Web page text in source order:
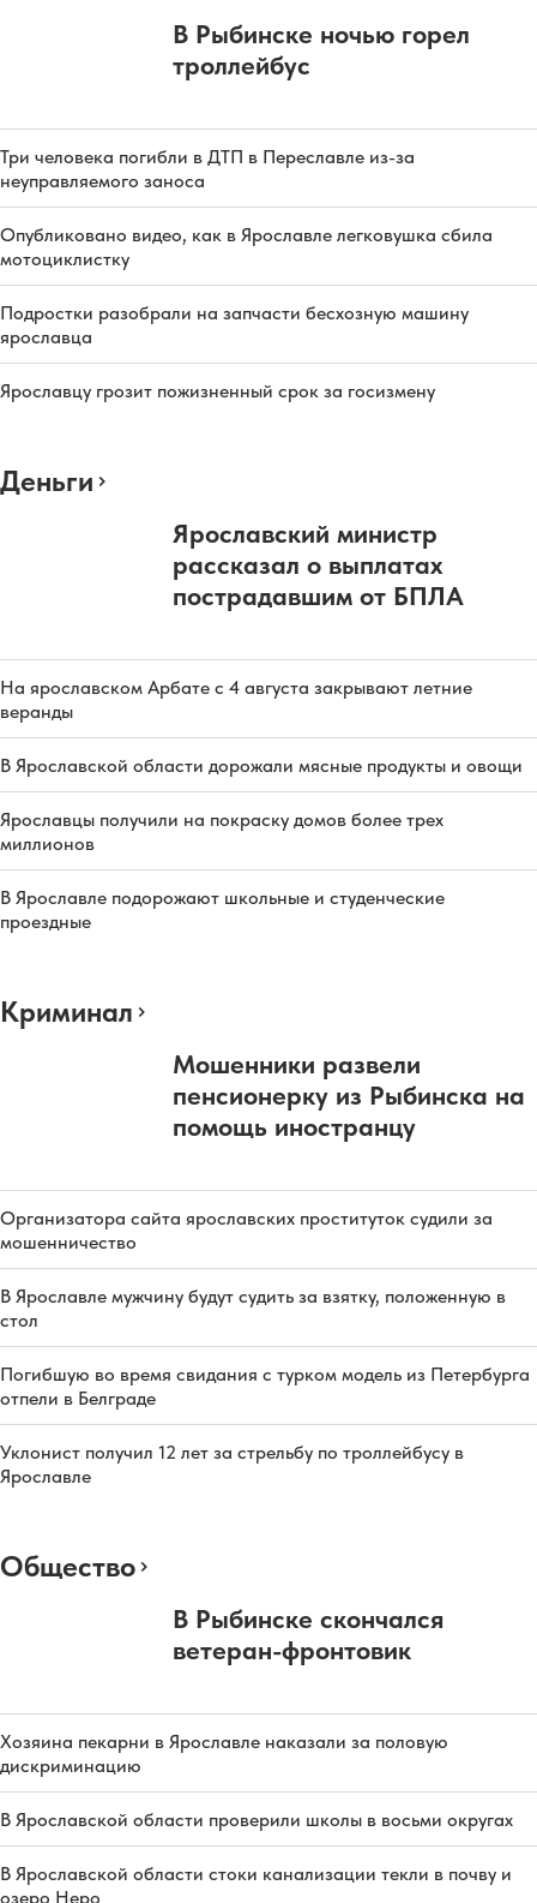
В Рыбинске ночью горел
троллейбус
Три человека погибли в ДТП в Переславле из-за
неуправляемого заноса
Опубликовано видео, как в Ярославле легковушка сбила
мотоциклистку
Подростки разобрали на запчасти бесхозную машину
ярославца
Ярославцу грозит пожизненный срок за госизмену
Деньги
Ярославский министр
рассказал о выплатах
пострадавшим от БПЛА
На ярославском Арбате с 4 августа закрывают летние
веранды
В Ярославской области дорожали мясные продукты и овощи
Ярославцы получили на покраску домов более трех
миллионов
В Ярославле подорожают школьные и студенческие
проездные
Криминал
Мошенники развели
пенсионерку из Рыбинска на
помощь иностранцу
Организатора сайта ярославских проституток судили за
мошенничество
В Ярославле мужчину будут судить за взятку, положенную в
стол
Погибшую во время свидания с турком модель из Петербурга
отпели в Белграде
Уклонист получил 12 лет за стрельбу по троллейбусу в
Ярославле
Общество
В Рыбинске скончался
ветеран-фронтовик
Хозяина пекарни в Ярославле наказали за половую
дискриминацию
В Ярославской области проверили школы в восьми округах
В Ярославской области стоки канализации текли в почву и
озеро Неро